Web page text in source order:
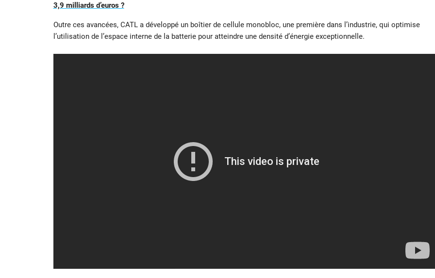
3,9 milliards d’euros ?
Outre ces avancées, CATL a développé un boîtier de cellule monobloc, une première dans l’industrie, qui optimise
l’utilisation de l’espace interne de la batterie pour atteindre une densité d’énergie exceptionnelle.